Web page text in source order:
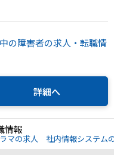
の障害者の求人・転職情
詳細へ
情報
マの求人 社内情報システム